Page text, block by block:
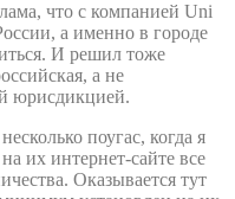
что с компанией Uni
а именно в городе
И решил тоже
а не
юрисдикцией.
поугас, когда я
их интернет-сайте все
Оказывается тут